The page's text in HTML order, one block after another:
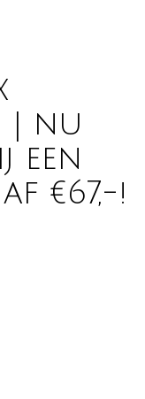
| nu
een
€67,-!